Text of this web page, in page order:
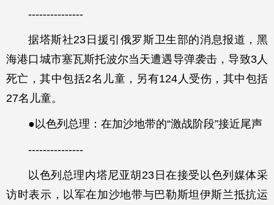
---------------
据塔斯社23日援引俄罗斯卫生部的消息报道，黑
海港口城市塞瓦斯托波尔当天遭遇导弹袭击，导致3人
死亡，其中包括2名儿童，另有124人受伤，其中包括
27名儿童。
●以色列总理：在加沙地带的“激战阶段”接近尾声
---------------
以色列总理内塔尼亚胡23日在接受以色列媒体采
访时表示，以军在加沙地带与巴勒斯坦伊斯兰抵抗运